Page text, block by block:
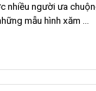
người ưa
mẫu hình xăm ...